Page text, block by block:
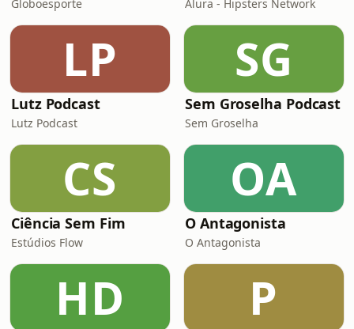
Globoesporte Alura - Hipsters Network
LP
Lutz Podcast
Lutz Podcast
SG
Sem Groselha Podcast
Sem Groselha
CS
Ciência Sem Fim
Estúdios Flow
OA
O Antagonista
O Antagonista
HD P